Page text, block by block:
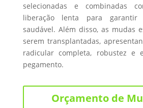
selecionadas e combinadas
liberação lenta para garantir
saudável. Além disso, as mudas
serem transplantadas,
radicular completa, robustez e
pegamento.
Orçamento de